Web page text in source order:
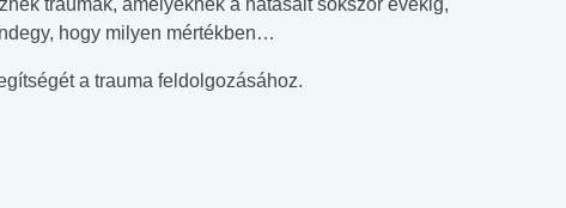
traumák, amelyeknek a hatásait sokszor évekig,
hogy milyen mértékben…
a trauma feldolgozásához.